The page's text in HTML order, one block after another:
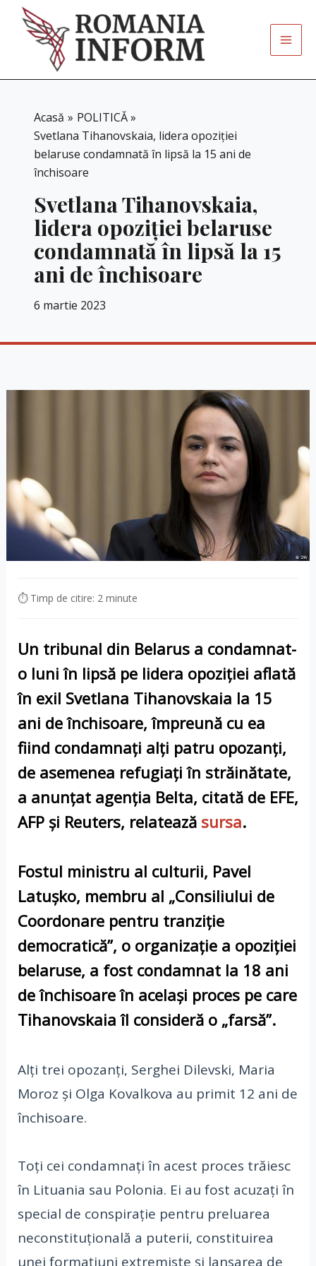
content
Acasă
POLITICĂ
Svetlana Tihanovskaia, lidera opoziției
belaruse condamnată în lipsă la 15 ani de
închisoare
Svetlana Tihanovskaia,
lidera opoziției belaruse
condamnată în lipsă la 15
ani de închisoare
6 martie 2023
⏱ Timp de citire: 2 minute
Un tribunal din Belarus a condamnat-
o luni în lipsă pe lidera opoziţiei aflată
în exil Svetlana Tihanovskaia la 15
ani de închisoare, împreună cu ea
fiind condamnaţi alţi patru opozanţi,
de asemenea refugiaţi în străinătate,
a anunţat agenţia Belta, citată de EFE,
AFP şi Reuters, relatează sursa.
Fostul ministru al culturii, Pavel
Latuşko, membru al „Consiliului de
Coordonare pentru tranziţie
democratică”, o organizaţie a opoziţiei
belaruse, a fost condamnat la 18 ani
de închisoare în acelaşi proces pe care
Tihanovskaia îl consideră o „farsă”.
Alţi trei opozanţi, Serghei Dilevski, Maria
Moroz şi Olga Kovalkova au primit 12 ani de
închisoare.
Toţi cei condamnaţi în acest proces trăiesc
în Lituania sau Polonia. Ei au fost acuzaţi în
special de conspiraţie pentru preluarea
neconstituţională a puterii, constituirea
unei formaţiuni extremiste şi lansarea de